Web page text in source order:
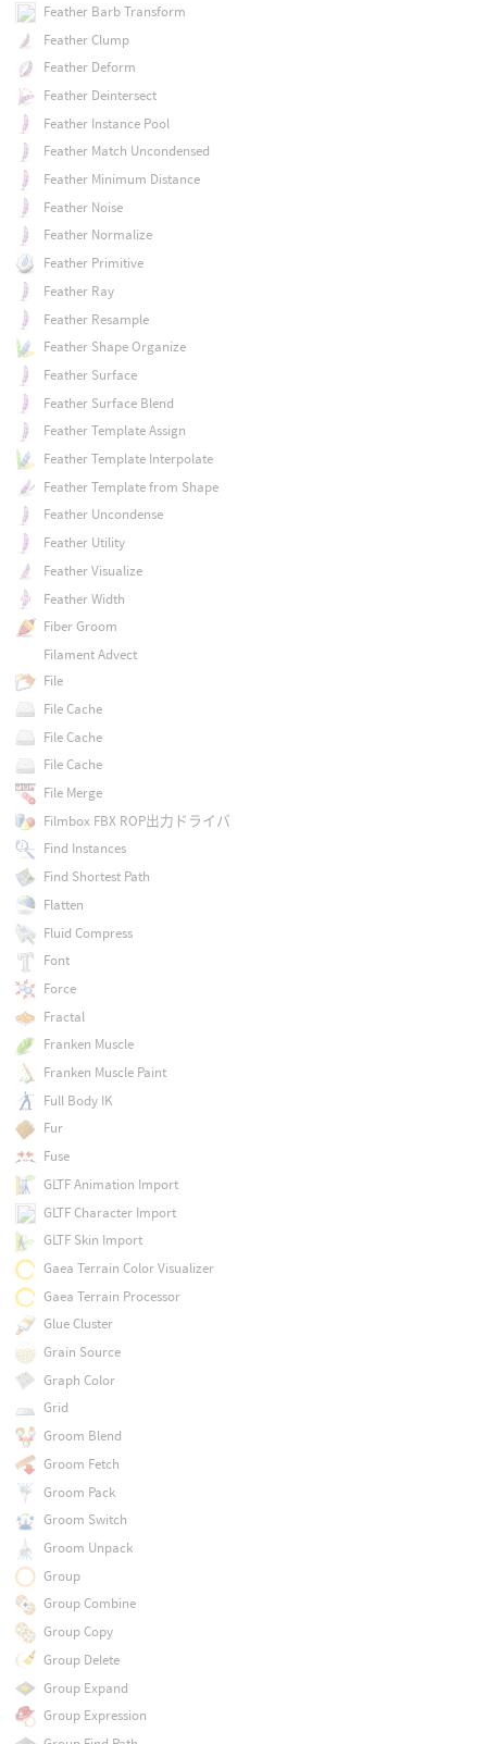
Feather Barb Transform
Feather Clump
Feather Deform
Feather Deintersect
Feather Instance Pool
Feather Match Uncondensed
Feather Minimum Distance
Feather Noise
Feather Normalize
Feather Primitive
Feather Ray
Feather Resample
Feather Shape Organize
Feather Surface
Feather Surface Blend
Feather Template Assign
Feather Template Interpolate
Feather Template from Shape
Feather Uncondense
Feather Utility
Feather Visualize
Feather Width
Fiber Groom
Filament Advect
File
File Cache
File Cache
File Cache
File Merge
Filmbox FBX ROP出力ドライバ
Find Instances
Find Shortest Path
Flatten
Fluid Compress
Font
Force
Fractal
Franken Muscle
Franken Muscle Paint
Full Body IK
Fur
Fuse
GLTF Animation Import
GLTF Character Import
GLTF Skin Import
Gaea Terrain Color Visualizer
Gaea Terrain Processor
Glue Cluster
Grain Source
Graph Color
Grid
Groom Blend
Groom Fetch
Groom Pack
Groom Switch
Groom Unpack
Group
Group Combine
Group Copy
Group Delete
Group Expand
Group Expression